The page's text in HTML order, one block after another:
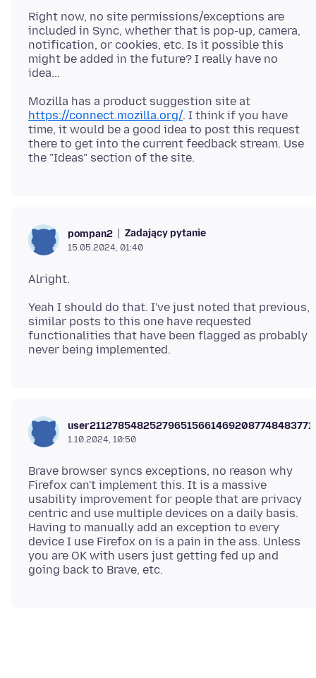
Right now, no site permissions/exceptions are
included in Sync, whether that is pop-up, camera,
notification, or cookies, etc. Is it possible this
might be added in the future? I really have no
Mozilla has a product suggestion site at
https://connect.mozilla.org/. I think if you have
time, it would be a good idea to post this request
there to get into the current feedback stream. Use
pompan2 Zadający pytanie
15.05.2024, 01:40
Yeah I should do that. I've just noted that previous,
similar posts to this one have requested
functionalities that have been flagged as probably
1.10.2024, 10:50
Brave browser syncs exceptions, no reason why
Firefox can't implement this. It is a massive
usability improvement for people that are privacy
centric and use multiple devices on a daily basis.
Having to manually add an exception to every
device I use Firefox on is a pain in the ass. Unless
you are OK with users just getting fed up and